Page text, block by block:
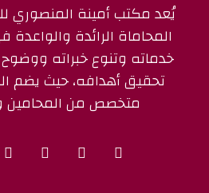
يُعد مكتب أمينة المنصوري
المحاماة الرائدة
خدماته وتنوع خبراته
تحقيق أهدافه، حيث يضم
متخصص من المحامين